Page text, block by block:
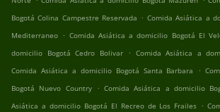
Bogotá Colina Campestre Reservada . Comida Asiática a
Mediterraneo . Comida Asiática a domicilio Bogotá El
domicilio Bogotá Cedro Bolivar
. Comida Asiática a
Comida Asiática a domicilio Bogotá Santa Barbara
.
Bogotá Nuevo Country
. Comida Asiática a domicilio
Asiática a domicilio Bogotá El Recreo de Los Frailes .